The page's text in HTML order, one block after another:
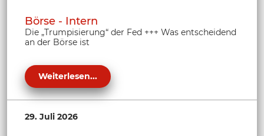
Börse - Intern
Die „Trumpisierung“ der Fed +++ Was entscheidend
an der Börse ist
Weiterlesen...
29. Juli 2026